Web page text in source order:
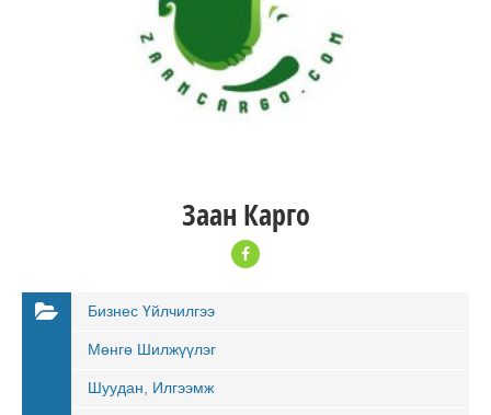
Заан Карго
Бизнес Үйлчилгээ
Мөнгө Шилжүүлэг
Шуудан, Илгээмж